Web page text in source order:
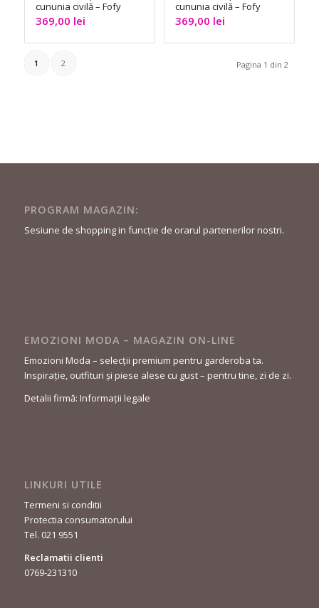
cununia civilă – Fofy
369,00 lei
cununia civilă – Fofy
369,00 lei
Pagina 1 din 2
1 2
PROGRAM MAGAZIN:
Sesiune de shopping in funcție de orarul partenerilor nostri.
EMOZIONI MODA – MAGAZIN ON-LINE
Emozioni Moda – selecții premium pentru garderoba ta.
Inspirație, outfituri și piese alese cu gust – pentru tine, zi de zi.
Detalii firmă: Informații legale
LINKURI UTILE
Termeni si conditii
Protectia consumatorului
Tel. 021 9551
Reclamatii clienti
0769-231310